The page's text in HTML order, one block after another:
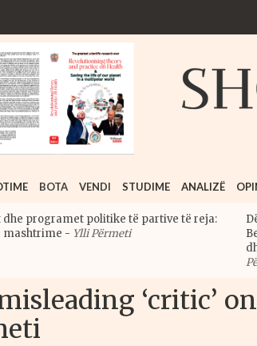
BOTA VENDI STUDIME ANALIZË
programet politike të partive të reja:
mashtrime - Ylli Përmeti
‘critic’